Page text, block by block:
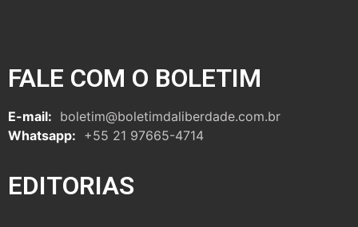
FALE COM O BOLETIM
E-mail: boletim@boletimdaliberdade.com.br
Whatsapp: +55 21 97665-4714
EDITORIAS